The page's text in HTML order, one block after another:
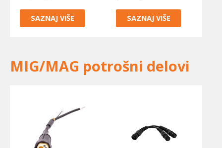
SAZNAJ VIŠE SAZNAJ VIŠE
MIG/MAG potrošni delovi